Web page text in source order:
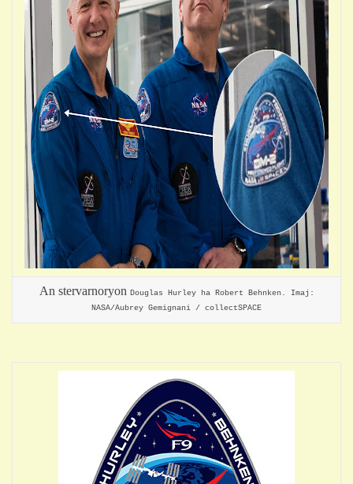
An stervarnoryon Douglas Hurley ha Robert Behnken. Imaj:
NASA/Aubrey Gemignani / collectSPACE